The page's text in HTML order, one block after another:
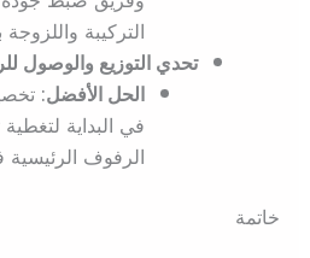
التركيبة
تحدي التوزيع والوصول
الحل الأفضل:
في البداية
الرفوف الرئيسية
خاتمة